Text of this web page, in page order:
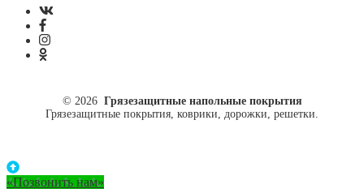
© 2026 Грязезащитные напольные покрытия
Грязезащитные покрытия, коврики, дорожки, решетки.
«Позвонить нам»